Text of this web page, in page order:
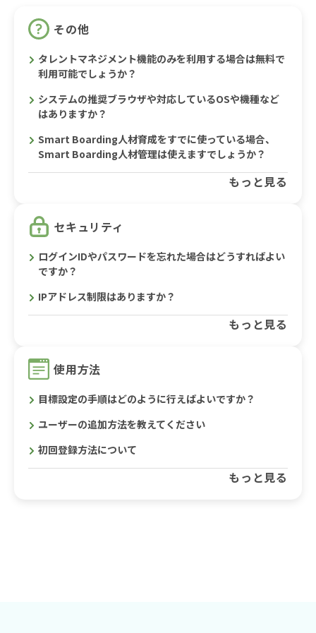
その他
タレントマネジメント機能のみを利用する場合は無料で
利用可能でしょうか？
システムの推奨ブラウザや対応しているOSや機種など
はありますか？
Smart Boarding人材育成をすでに使っている場合、
Smart Boarding人材管理は使えますでしょうか？
もっと見る
セキュリティ
ログインIDやパスワードを忘れた場合はどうすればよい
ですか？
IPアドレス制限はありますか？
もっと見る
使用方法
目標設定の手順はどのように行えばよいですか？
ユーザーの追加方法を教えてください
初回登録方法について
もっと見る